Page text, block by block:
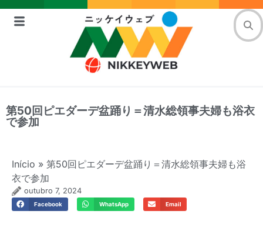
第50回ピエダーデ盆踊り＝清水総領事夫婦も浴衣
で参加
Início » 第50回ピエダーデ盆踊り＝清水総領事夫婦も浴
衣で参加
outubro 7, 2024
Facebook WhatsApp Email